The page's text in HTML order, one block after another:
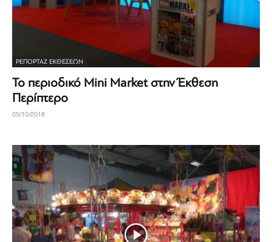
ΡΕΠΟΡΤΆΖ ΕΚΘΈΣΕΩΝ
Το περιοδικό Mini Market στην Έκθεση
Περίπτερο
05/10/2018